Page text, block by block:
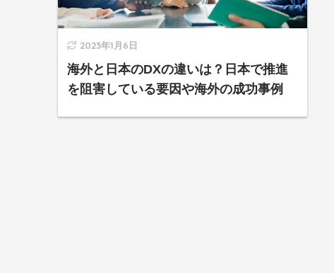
2023年1月6日
海外と日本のDXの違いは？日本で推進
を阻害している要因や海外の成功事例